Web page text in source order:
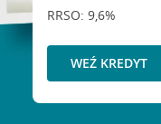
RRSO: 9,6%
WEŹ KREDYT